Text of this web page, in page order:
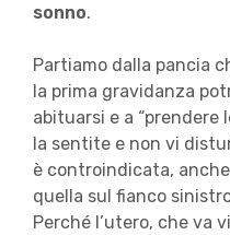
sonno.
Partiamo dalla pancia
la prima gravidanza
abituarsi e a “prendere
la sentite e non vi
è controindicata,
quella sul fianco
Perché l’utero, che va